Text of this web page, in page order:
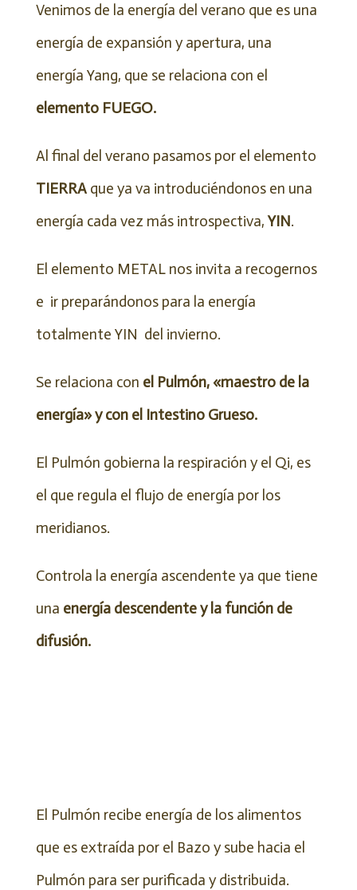
Venimos de la energía del verano que es una
energía de expansión y apertura, una
energía Yang, que se relaciona con el
elemento FUEGO.
Al final del verano pasamos por el elemento
TIERRAque ya va introduciéndonos en una
energía cada vez más introspectiva,YIN.
El elemento METAL nos invita a recogernos
e ir preparándonos para la energía
totalmente YIN del invierno.
Se relaciona con el Pulmón, «maestro de la
energía» y con el Intestino Grueso.
El Pulmón gobierna la respiración y el Qi, es
el que regula el flujo de energía por los
meridianos.
Controla la energía ascendente ya que tiene
una energía descendente y la función de
difusión.
El Pulmón recibe energía de los alimentos
que es extraída por el Bazo y sube hacia el
Pulmón para ser purificada y distribuida.